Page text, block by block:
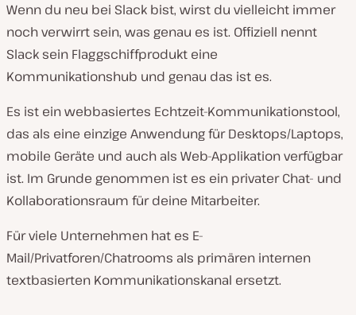
Wenn du neu bei Slack bist, wirst du vielleicht immer
noch verwirrt sein, was genau es ist. Offiziell nennt
Slack sein Flaggschiffprodukt eine
Kommunikationshub und genau das ist es.
Es ist ein webbasiertes Echtzeit-Kommunikationstool,
das als eine einzige Anwendung für Desktops/Laptops,
mobile Geräte und auch als Web-Applikation verfügbar
ist. Im Grunde genommen ist es ein privater Chat- und
Kollaborationsraum für deine Mitarbeiter.
Für viele Unternehmen hat es E-
Mail/Privatforen/Chatrooms als primären internen
textbasierten Kommunikationskanal ersetzt.